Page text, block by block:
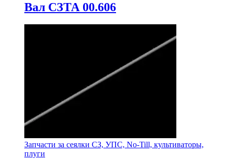
Вал СЗТА 00.606
Запчасти за сеялки СЗ, УПС, No-Till, культиваторы,
плуги